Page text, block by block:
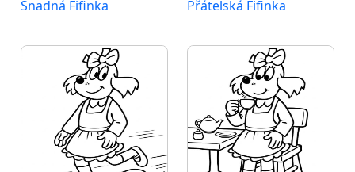
Snadná Fifinka Přátelská Fifinka